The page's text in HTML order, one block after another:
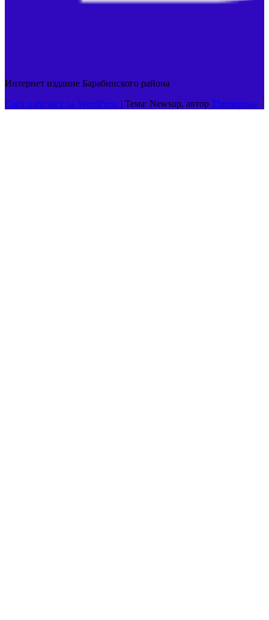
Интернет издание Барабинского района
Сайт работает на WordPress | Тема: Newsup, автор Themeansar